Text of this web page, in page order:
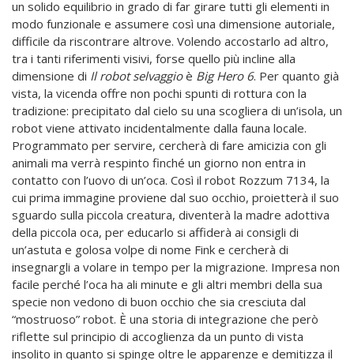
un solido equilibrio in grado di far girare tutti gli elementi in
modo funzionale e assumere così una dimensione autoriale,
difficile da riscontrare altrove. Volendo accostarlo ad altro,
tra i tanti riferimenti visivi, forse quello più incline alla
dimensione di Il robot selvaggioè Big Hero 6. Per quanto già
vista, la vicenda offre non pochi spunti di rottura con la
tradizione: precipitato dal cielo su una scogliera di un’isola, un
robot viene attivato incidentalmente dalla fauna locale.
Programmato per servire, cercherà di fare amicizia con gli
animali ma verrà respinto finché un giorno non entra in
contatto con l’uovo di un’oca. Così il robot Rozzum 7134, la
cui prima immagine proviene dal suo occhio, proietterà il suo
sguardo sulla piccola creatura, diventerà la madre adottiva
della piccola oca, per educarlo si affiderà ai consigli di
un’astuta e golosa volpe di nome Fink e cercherà di
insegnargli a volare in tempo per la migrazione. Impresa non
facile perché l’oca ha ali minute e gli altri membri della sua
specie non vedono di buon occhio che sia cresciuta dal
“mostruoso” robot. È una storia di integrazione che però
riflette sul principio di accoglienza da un punto di vista
insolito in quanto si spinge oltre le apparenze e demitizza il